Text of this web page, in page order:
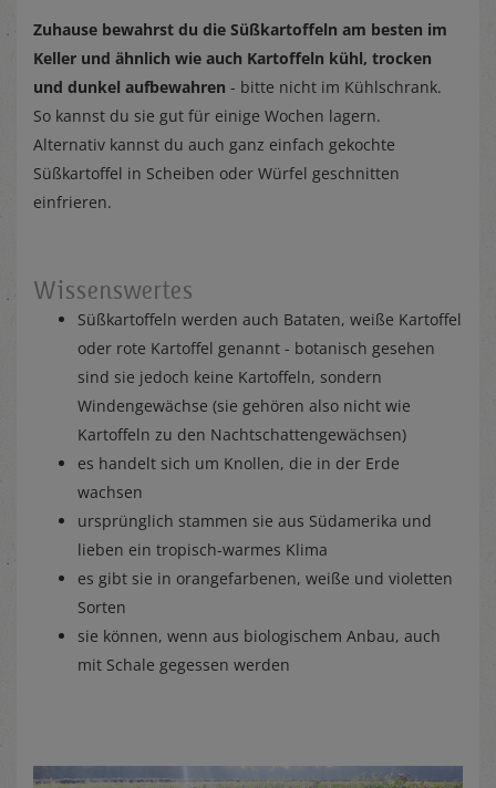
Zuhause bewahrst du die Süßkartoffeln am besten im
Keller und ähnlich wie auch Kartoffeln kühl, trocken
und dunkel aufbewahren - bitte nicht im Kühlschrank.
So kannst du sie gut für einige Wochen lagern.
Alternativ kannst du auch ganz einfach gekochte
Süßkartoffel in Scheiben oder Würfel geschnitten
einfrieren.
Wissenswertes
Süßkartoffeln werden auch Bataten, weiße Kartoffel
oder rote Kartoffel genannt - botanisch gesehen
sind sie jedoch keine Kartoffeln, sondern
Windengewächse (sie gehören also nicht wie
Kartoffeln zu den Nachtschattengewächsen)
es handelt sich um Knollen, die in der Erde
wachsen
ursprünglich stammen sie aus Südamerika und
lieben ein tropisch-warmes Klima
es gibt sie in orangefarbenen, weiße und violetten
Sorten
sie können, wenn aus biologischem Anbau, auch
mit Schale gegessen werden